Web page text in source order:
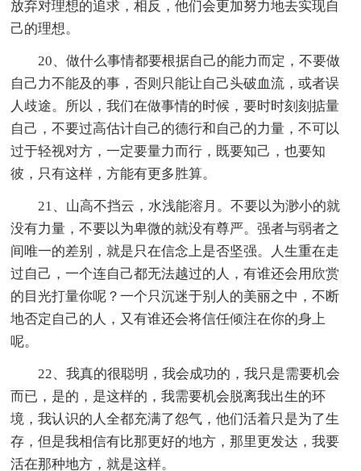
放弃对理想的追求，相反，他们会更加努力地去实现自
己的理想。
20、做什么事情都要根据自己的能力而定，不要做
自己力不能及的事，否则只能让自己头破血流，或者误
人歧途。所以，我们在做事情的时候，要时时刻刻掂量
自己，不要过高估计自己的德行和自己的力量，不可以
过于轻视对方，一定要量力而行，既要知己，也要知
彼，只有这样，方能有更多胜算。
21、山高不挡云，水浅能溶月。不要以为渺小的就
没有力量，不要以为卑微的就没有尊严。强者与弱者之
间唯一的差别，就是只在信念上是否坚强。人生重在走
过自己，一个连自己都无法越过的人，有谁还会用欣赏
的目光打量你呢？一个只沉迷于别人的美丽之中，不断
地否定自己的人，又有谁还会将信任倾注在你的身上
呢。
22、我真的很聪明，我会成功的，我只是需要机会
而已，是的，是这样的，我需要机会脱离我出生的环
境，我认识的人全都充满了怨气，他们活着只是为了生
存，但是我相信有比那更好的地方，那里更发达，我要
活在那种地方，就是这样。